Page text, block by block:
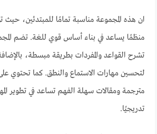
ان هذه المجموعة مناسبة تمامًا للمبتدئين، حيث
منظمًا يساعد في بناء أساس قوي للغة. تضم
تشرح القواعد والمفردات بطريقة مبسطة،
لتحسين مهارات الاستماع والنطق. كما تحتوي
مترجمة ومقالات سهلة الفهم تساعد في تطوير
تدريجيًا.